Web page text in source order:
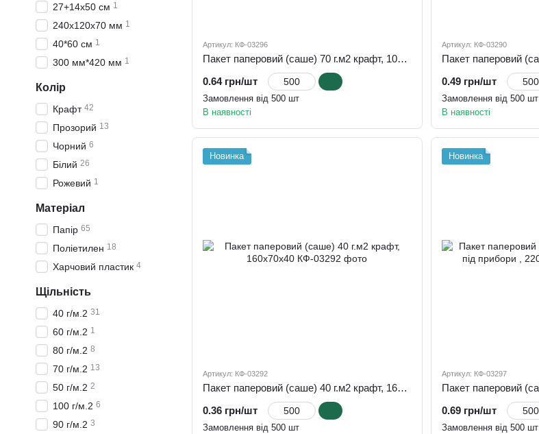
Артикул: КФ-03296
Пакет паперовий (саше) 70 г.м2 крафт, 105х100х50
0.64 грн/шт
Замовлення від 500 шт
В наявності
Артикул: КФ-03290
0.49 грн/шт
Замовлення від 500 шт
В наявності
Новинка
Артикул: КФ-03292
Пакет паперовий (саше) 40 г.м2 крафт, 160х70х40
0.36 грн/шт
Замовлення від 500 шт
Новинка
Артикул: КФ-03297
0.69 грн/шт
Замовлення від 500 шт
27+14х50 см 1
240х120х70 мм 1
40*60 см 1
300 мм*420 мм 1
Колір
Крафт 42
Прозорий 13
Чорний 6
Білий 26
Рожевий 1
Матеріал
Папір 65
Поліетилен 18
Харчовий пластик 4
Щільність
40 г/м.2 31
60 г/м.2 1
80 г/м.2 8
70 г/м.2 13
50 г/м.2 2
100 г/м.2 6
90 г/м.2 3